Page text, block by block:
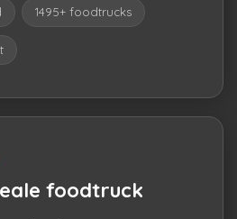
1495+ foodtrucks
foodtruck